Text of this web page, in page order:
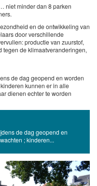
niet minder dan 8 parken
en de ontwikkeling van
door verschillende
productie van zuurstof,
tegen de klimaatveranderingen,
de dag geopend en worden
kunnen er in alle
dienen echter te worden
de dag geopend en
; kinderen...